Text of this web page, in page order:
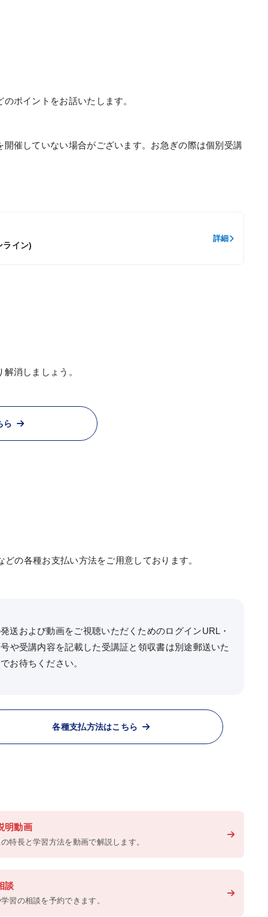
ポイントをお話いたします。
催していない場合がございます。お急ぎの際は個別受講
ライン)
詳細
消しましょう。
ら
の各種お支払い方法をご用意しております。
および動画をご視聴いただくためのログインURL・
や受講内容を記載した受講証と領収書は別途郵送いた
お待ちください。
各種支払方法はこちら
明動画
特長と学習方法を動画で解説します。
談
習の相談を予約できます。